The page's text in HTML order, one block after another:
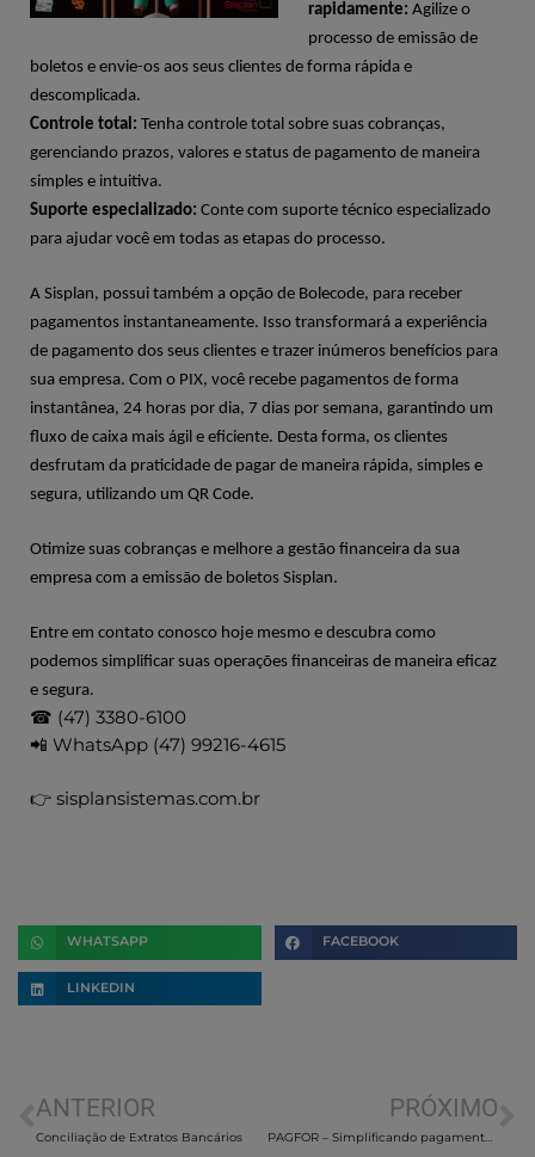
rapidamente: Agilize o
processo de emissão de
boletos e envie-os aos seus clientes de forma rápida e
descomplicada.
Controle total: Tenha controle total sobre suas cobranças,
gerenciando prazos, valores e status de pagamento de maneira
simples e intuitiva.
Suporte especializado: Conte com suporte técnico especializado
para ajudar você em todas as etapas do processo.
A Sisplan, possui também a opção de Bolecode, para receber
pagamentos instantaneamente. Isso transformará a experiência
de pagamento dos seus clientes e trazer inúmeros benefícios para
sua empresa. Com o PIX, você recebe pagamentos de forma
instantânea, 24 horas por dia, 7 dias por semana, garantindo um
fluxo de caixa mais ágil e eficiente. Desta forma, os clientes
desfrutam da praticidade de pagar de maneira rápida, simples e
segura, utilizando um QR Code.
Otimize suas cobranças e melhore a gestão financeira da sua
empresa com a emissão de boletos Sisplan.
Entre em contato conosco hoje mesmo e descubra como
podemos simplificar suas operações financeiras de maneira eficaz
e segura.
☎ (47) 3380-6100
📲 WhatsApp (47) 99216-4615
👉 sisplansistemas.com.br
WHATSAPP FACEBOOK
LINKEDIN
ANTERIOR
Conciliação de Extratos Bancários
PRÓXIMO
PAGFOR – Simplificando pagamentos com eficiência e confiabilidade